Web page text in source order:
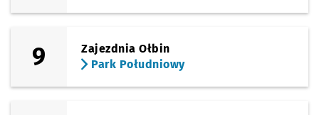
9
Zajezdnia Ołbin
Park Południowy